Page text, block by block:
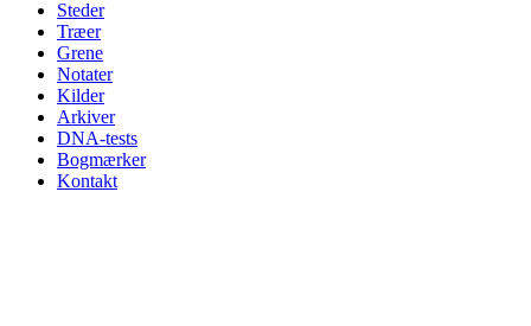
Steder
Træer
Grene
Notater
Kilder
Arkiver
DNA-tests
Bogmærker
Kontakt